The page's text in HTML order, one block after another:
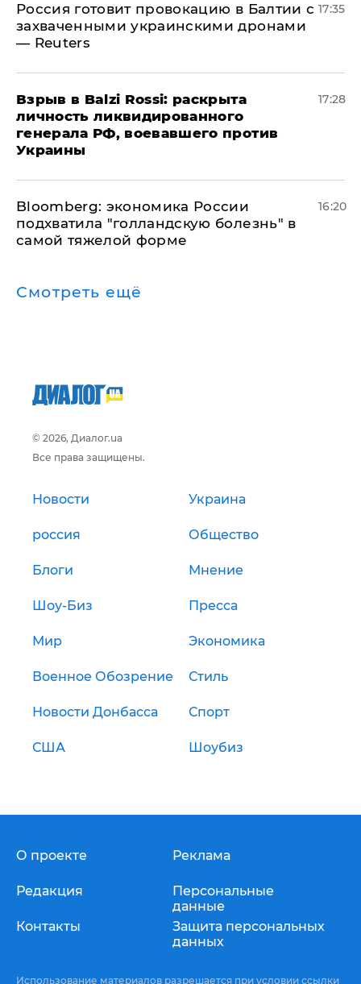
​Россия готовит провокацию в Балтии с
захваченными украинскими дронами
— Reuters
17:35
​Взрыв в Balzi Rossi: раскрыта
личность ликвидированного
генерала РФ, воевавшего против
Украины
17:28
Bloomberg: экономика России
подхватила "голландскую болезнь" в
самой тяжелой форме
16:20
Смотреть ещё
© 2026, Диалог.ua
Все права защищены.
Новости Украина
россия Общество
Блоги Мнение
Шоу-Биз Пресса
Мир Экономика
Военное Обозрение Стиль
Новости Донбасса Спорт
США Шоубиз
О проекте
Редакция
Контакты
Реклама
Персональные
данные
Защита персональных
данных
Использование материалов разрешается при условии ссылки